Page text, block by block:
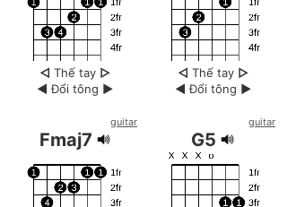
◁ Thế tay ▷
◀ Đổi tông ▶
◁ Thế tay ▷
◀ Đổi tông ▶
guitar
Fmaj7
guitar
G5